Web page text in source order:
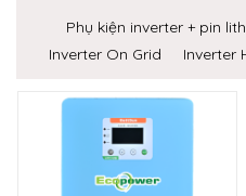
Phụ kiện inverter + pin
Inverter On Grid
Inverter